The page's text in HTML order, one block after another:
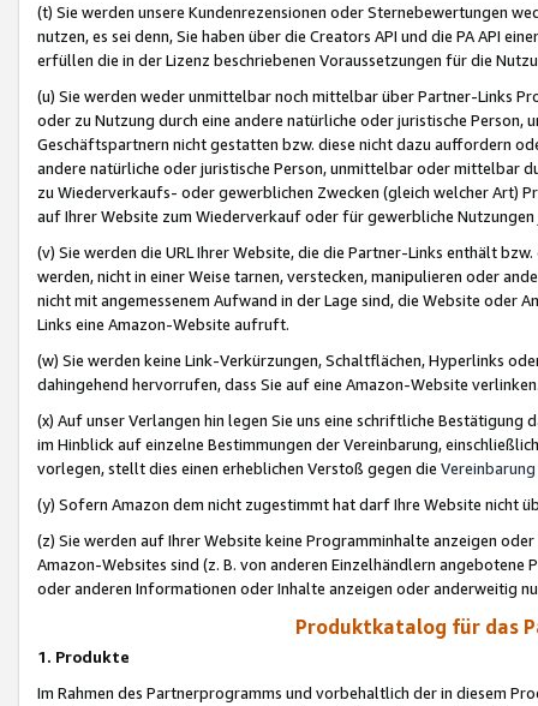
(t) Sie werden unsere Kundenrezensionen oder Sternebewertungen
nutzen, es sei denn, Sie haben über die Creators API und die PA API
erfüllen die in der Lizenz beschriebenen Voraussetzungen für die
(u) Sie werden weder unmittelbar noch mittelbar über Partner-Links
oder zu Nutzung durch eine andere natürliche oder juristische
Geschäftspartnern nicht gestatten bzw. diese nicht dazu auffordern
andere natürliche oder juristische Person, unmittelbar oder mittelbar
zu Wiederverkaufs- oder gewerblichen Zwecken (gleich welcher Art)
auf Ihrer Website zum Wiederverkauf oder für gewerbliche
(v) Sie werden die URL Ihrer Website, die die Partner-Links enthält
werden, nicht in einer Weise tarnen, verstecken, manipulieren oder
nicht mit angemessenem Aufwand in der Lage sind, die Website oder
Links eine Amazon-Website aufruft.
(w) Sie werden keine Link-Verkürzungen, Schaltflächen, Hyperlinks
dahingehend hervorrufen, dass Sie auf eine Amazon-Website
(x) Auf unser Verlangen hin legen Sie uns eine schriftliche
im Hinblick auf einzelne Bestimmungen der Vereinbarung,
vorlegen, stellt dies einen erheblichen Verstoß gegen die Vereinbarung
(y) Sofern Amazon dem nicht zugestimmt hat darf Ihre Website nicht
(z) Sie werden auf Ihrer Website keine Programminhalte anzeigen
Amazon-Websites sind (z. B. von anderen Einzelhändlern
oder anderen Informationen oder Inhalte anzeigen oder anderweitig
Produktkatalog für das
1. Produkte
Im Rahmen des Partnerprogramms und vorbehaltlich der in diesem